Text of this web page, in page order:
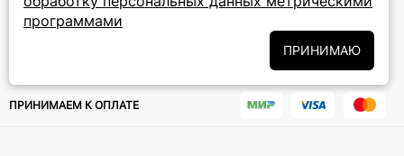
программами
ПРИНИМАЮ
Подписываясь на рассылку, вы соглашаетесь с условиями
и даёте своё согласие на их
ПРИНИМАЕМ К ОПЛАТЕ